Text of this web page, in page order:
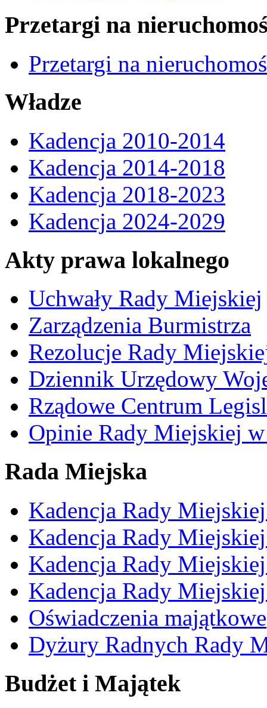
Przetargi na
Przetargi na
Władze
Kadencja 2010-2014
Kadencja 2014-2018
Kadencja 2018-2023
Kadencja 2024-2029
Akty prawa lokalnego
Uchwały Rady Miejskiej
Zarządzenia Burmistrza
Rezolucje Rady
Dziennik Urzędowy
Rządowe Centrum
Opinie Rady Miejskiej w
Rada Miejska
Kadencja Rady
Kadencja Rady
Kadencja Rady
Kadencja Rady
Oświadczenia majątkowe
Dyżury Radnych Rady
Budżet i Majątek